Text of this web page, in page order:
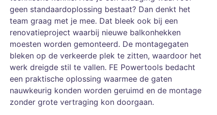
geen standaardoplossing bestaat? Dan denkt het
team graag met je mee. Dat bleek ook bij een
renovatieproject waarbij nieuwe balkonhekken
moesten worden gemonteerd. De montagegaten
bleken op de verkeerde plek te zitten, waardoor het
werk dreigde stil te vallen. FE Powertools bedacht
een praktische oplossing waarmee de gaten
nauwkeurig konden worden geruimd en de montage
zonder grote vertraging kon doorgaan.